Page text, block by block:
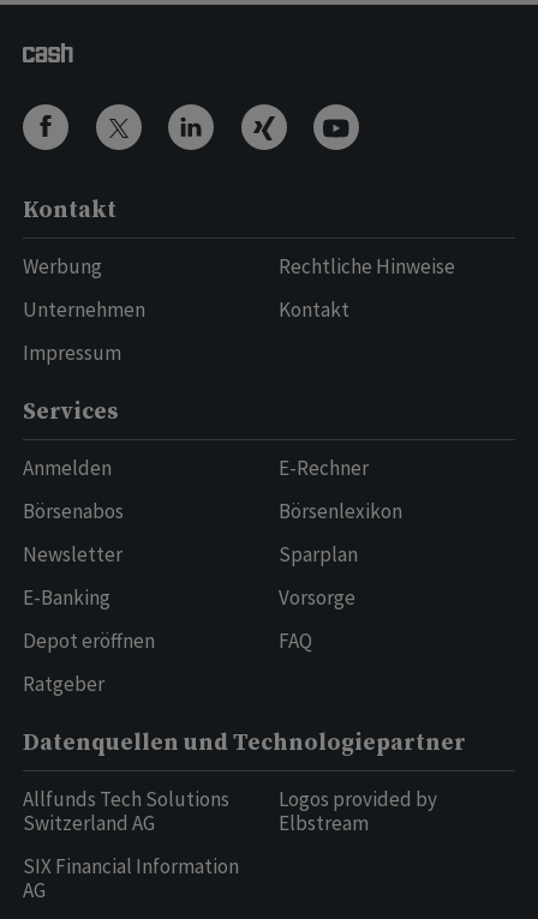
Kontakt
Werbung
Unternehmen
Impressum
Rechtliche Hinweise
Kontakt
Services
Anmelden
Börsenabos
Newsletter
E-Banking
Depot eröffnen
Ratgeber
E-Rechner
Börsenlexikon
Sparplan
Vorsorge
FAQ
Datenquellen und Technologiepartner
Allfunds Tech Solutions
Switzerland AG
SIX Financial Information
AG
Logos provided by
Elbstream